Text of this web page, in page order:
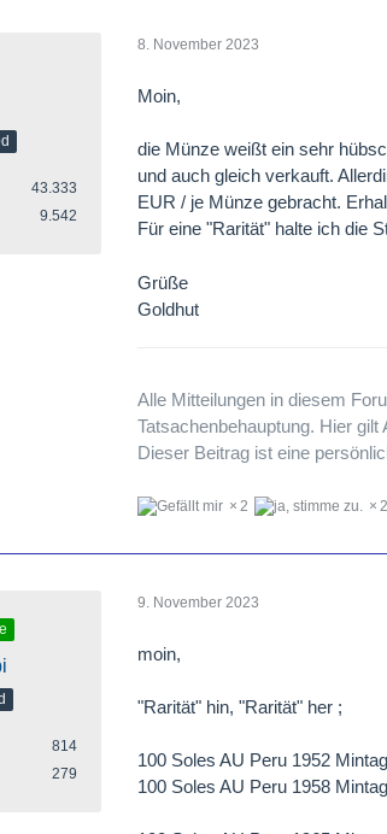
43.333
9.542
8. November 2023
Moin,
die Münze weißt ein sehr
und auch gleich verkauft.
EUR / je Münze gebracht.
Für eine "Rarität" halte ich die
Grüße
Goldhut
Alle Mitteilungen in diesem
Tatsachenbehauptung. Hier
Dieser Beitrag ist eine
2 2
814
279
9. November 2023
moin,
"Rarität" hin, "Rarität" her ;
100 Soles AU Peru 1952
100 Soles AU Peru 1958